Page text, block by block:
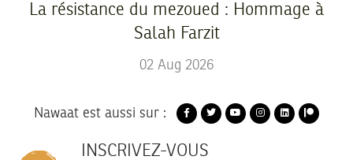
La résistance du mezoued : Hommage à
Salah Farzit
02 Aug 2026
Nawaat est aussi sur :
INSCRIVEZ-VOUS